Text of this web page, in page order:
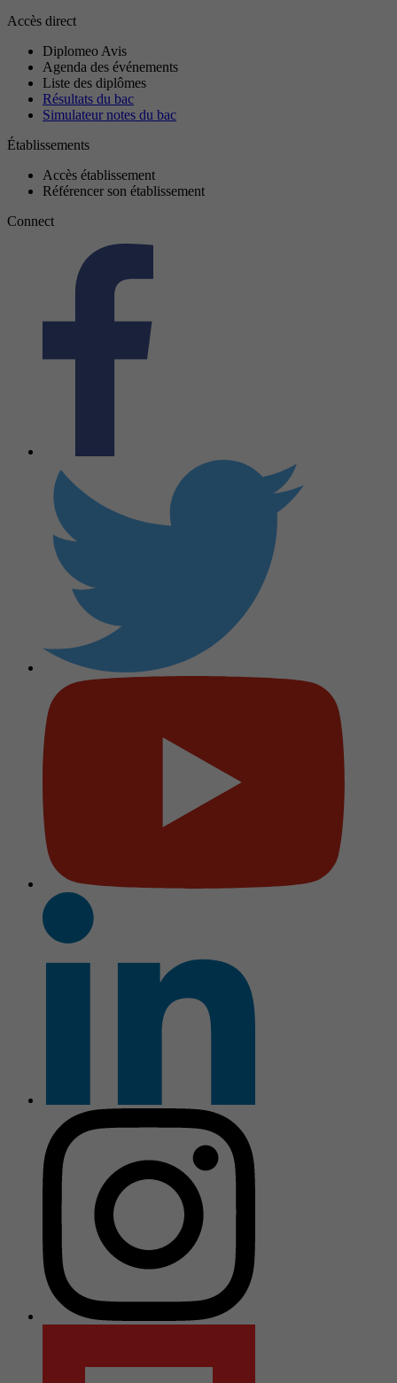
Accès direct
Diplomeo Avis
Agenda des événements
Liste des diplômes
Résultats du bac
Simulateur notes du bac
Établissements
Accès établissement
Référencer son établissement
Connect